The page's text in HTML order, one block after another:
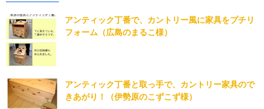
アンティック丁番で、カントリー風に家具をプチリ
フォーム（広島のまるこ様）
アンティック丁番と取っ手で、カントリー家具ので
きあがり！（伊勢原のこずこず様）